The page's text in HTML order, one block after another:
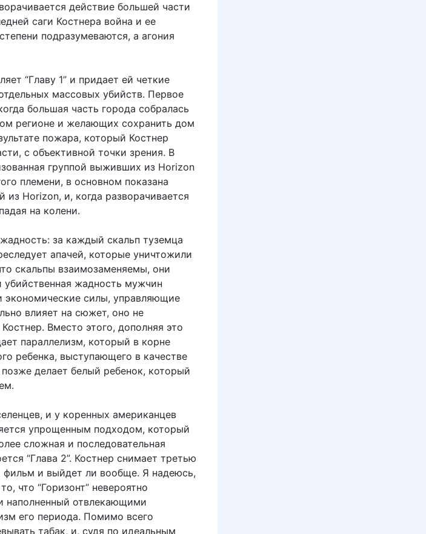
действие большей части
саги Костнера война и ее
подразумеваются, а агония
“Главу 1” и придает ей четкие
массовых убийств. Первое
большая часть города собралась
регионе и желающих сохранить дом
пожара, который Костнер
с объективной точки зрения. В
группой выживших из Horizon
племени, в основном показана
Horizon, и, когда разворачивается
на колени.
за каждый скальп туземца
апачей, которые уничтожили
скальпы взаимозаменяемы, они
жадность мужчин
экономические силы, управляющие
влияет на сюжет, оно не
Вместо этого, дополняя это
параллелизм, который в корне
ребенка, выступающего в качестве
делает белый ребенок, который
и у коренных американцев
упрощенным подходом, который
сложная и последовательная
“Глава 2”. Костнер снимает третью
фильм и выйдет ли вообще. Я надеюсь,
что “Горизонт” невероятно
отвлекающими
его периода. Помимо всего
табак, и, судя по идеальным